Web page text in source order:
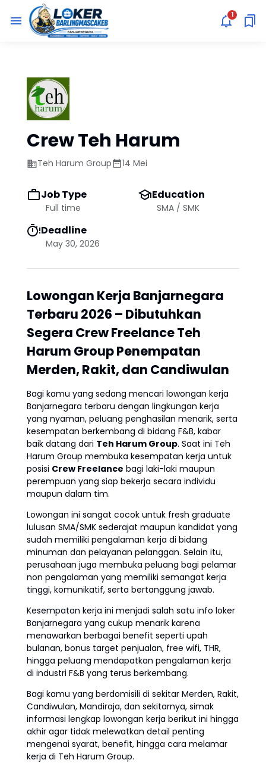
Crew Teh Harum
Teh Harum Group 14 Mei
Job Type
Full time
Education
SMA / SMK
Deadline
May 30, 2026
Lowongan Kerja Banjarnegara
Terbaru 2026 – Dibutuhkan
Segera Crew Freelance Teh
Harum Group Penempatan
Merden, Rakit, dan Candiwulan
Bagi kamu yang sedang mencari lowongan kerja
Banjarnegara terbaru dengan lingkungan kerja
yang nyaman, peluang penghasilan menarik, serta
kesempatan berkembang di bidang F&B, kabar
baik datang dari Teh Harum Group. Saat ini Teh
Harum Group membuka kesempatan kerja untuk
posisi Crew Freelance bagi laki-laki maupun
perempuan yang siap bekerja secara individu
maupun dalam tim.
Lowongan ini sangat cocok untuk fresh graduate
lulusan SMA/SMK sederajat maupun kandidat yang
sudah memiliki pengalaman kerja di bidang
minuman dan pelayanan pelanggan. Selain itu,
perusahaan juga membuka peluang bagi pelamar
non pengalaman yang memiliki semangat kerja
tinggi, komunikatif, serta bertanggung jawab.
Kesempatan kerja ini menjadi salah satu info loker
Banjarnegara yang cukup menarik karena
menawarkan berbagai benefit seperti upah
bulanan, bonus target penjualan, free wifi, THR,
hingga peluang mendapatkan pengalaman kerja
di industri F&B yang terus berkembang.
Bagi kamu yang berdomisili di sekitar Merden, Rakit,
Candiwulan, Mandiraja, dan sekitarnya, simak
informasi lengkap lowongan kerja berikut ini hingga
akhir agar tidak melewatkan detail penting
mengenai syarat, benefit, hingga cara melamar
kerja di Teh Harum Group.